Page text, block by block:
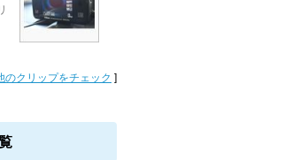
のクリップをチェック ]